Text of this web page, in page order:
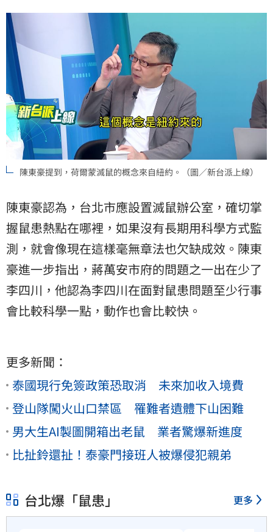
陳東豪提到，荷爾蒙滅鼠的概念來自紐約。（圖／新台派上線）
陳東豪認為，台北市應設置滅鼠辦公室，確切掌
握鼠患熱點在哪裡，如果沒有長期用科學方式監
測，就會像現在這樣毫無章法也欠缺成效。陳東
豪進一步指出，蔣萬安市府的問題之一出在少了
李四川 ，他認為李四川在面對鼠患問題至少行事
會比較科學一點，動作也會比較快。
更多新聞：
泰國現行免簽政策恐取消 未來加收入境費
登山隊闖火山口禁區 罹難者遺體下山困難
男大生AI製圖開箱出老鼠 業者驚爆新進度
比扯鈴還扯！泰豪門接班人被爆侵犯親弟
台北爆「鼠患」 更多